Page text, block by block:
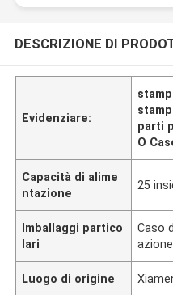
DESCRIZIONE DI
Evidenziare:
parti
O
Capacità di alime
ntazione
25
Imballaggi partico
lari
Caso
azione
Luogo di origine